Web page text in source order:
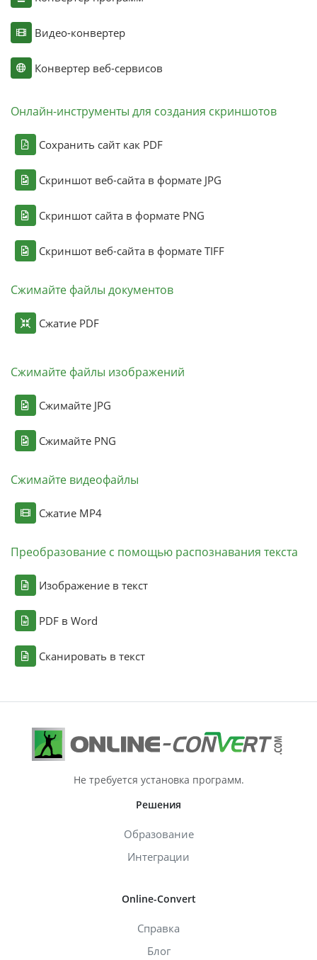
Видео-конвертер
Конвертер веб-сервисов
Онлайн-инструменты для создания скриншотов
Сохранить сайт как PDF
Скриншот веб-сайта в формате JPG
Скриншот сайта в формате PNG
Скриншот веб-сайта в формате TIFF
Сжимайте файлы документов
Сжатие PDF
Сжимайте файлы изображений
Сжимайте JPG
Сжимайте PNG
Сжимайте видеофайлы
Сжатие MP4
Преобразование с помощью распознавания текста
Изображение в текст
PDF в Word
Сканировать в текст
Не требуется установка программ.
Решения
Образование
Интеграции
Online-Convert
Справка
Блог